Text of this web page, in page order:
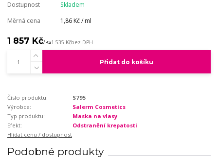
Dostupnost
Skladem
Měrná cena
1,86 Kč / ml
1 857 Kč/ks1 535 Kčbez DPH
Přidat do košíku
Číslo produktu:
S795
Výrobce:
Salerm Cosmetics
Typ produktu:
Maska na vlasy
Efekt:
Odstranění krepatosti
Hlídat cenu / dostupnost
Podobné produkty